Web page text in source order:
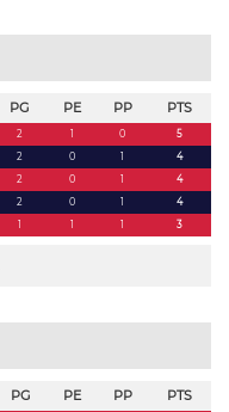
PG PE PP PTS
2 1 0
5
2 0 1
4
2 0 1
4
2 0 1
4
1 1 1 3
PG PE PP PTS